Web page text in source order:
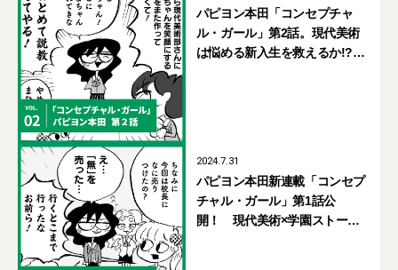
パピヨン本田「コンセプチャ
ル・ガール」第2話。現代美術
は悩める新入生を救えるか!?
2024.7.31
パピヨン本田新連載「コンセプ
チャル・ガール」第1話公
開！ 現代美術×学園ストー